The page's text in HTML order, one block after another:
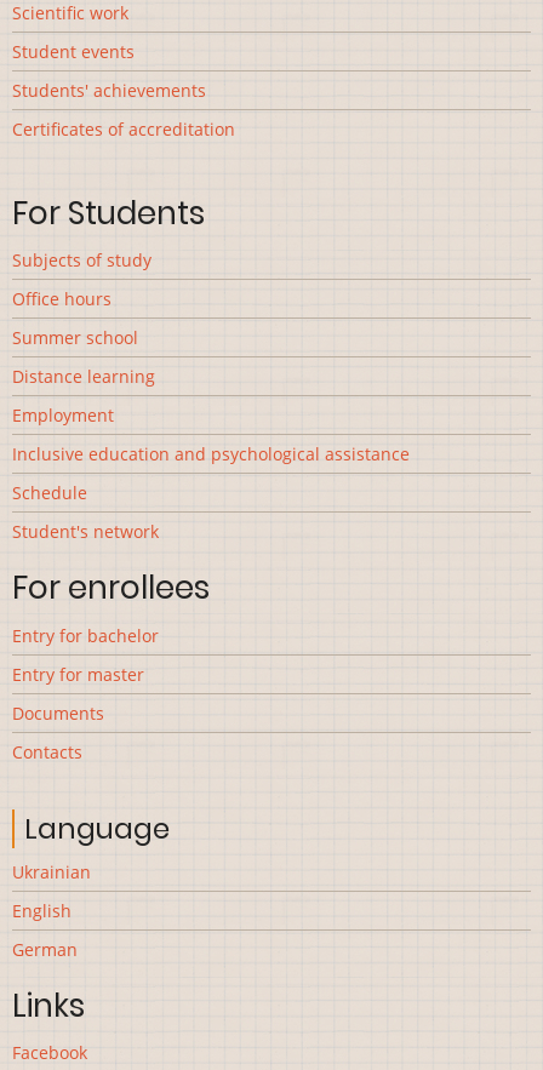
Scientific work
Student events
Students' achievements
Сertificates of accreditation
For Students
Subjects of study
Office hours
Summer school
Distance learning
Employment
Inclusive education and psychological assistance
Schedule
Student's network
For enrollees
Entry for bachelor
Entry for master
Documents
Contacts
Language
Ukrainian
English
German
Links
Facebook